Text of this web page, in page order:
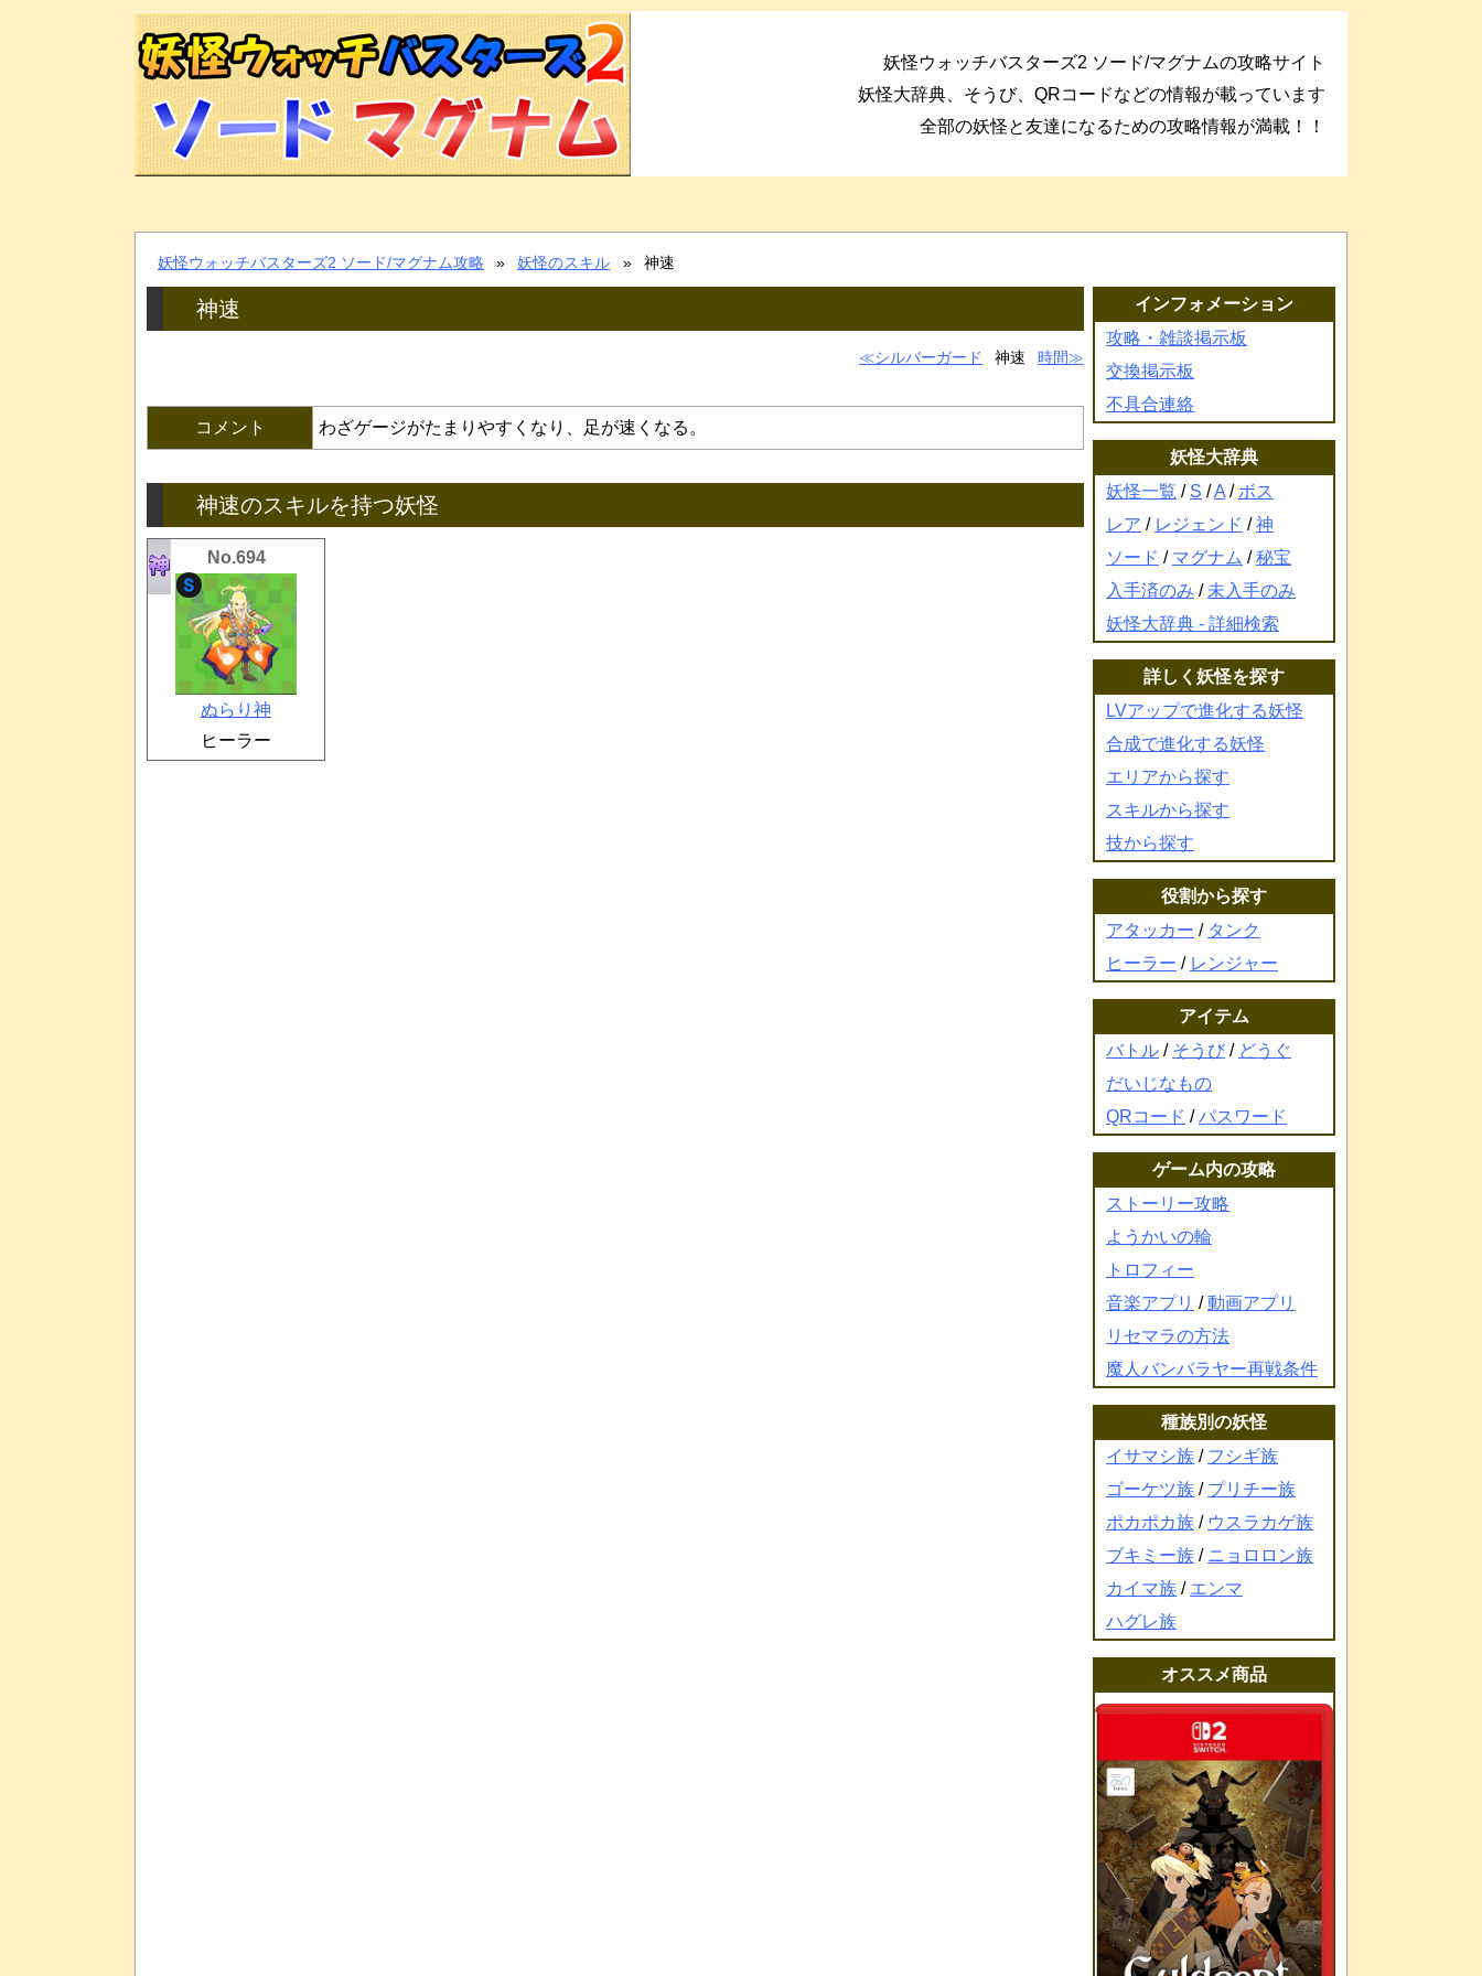
妖怪ウォッチバスターズ2 ソード/マグナムの攻略サイト
妖怪大辞典、そうび、QRコードなどの情報が載っています
全部の妖怪と友達になるための攻略情報が満載！！
妖怪ウォッチバスターズ2 ソード/マグナム攻略 妖怪のスキル 神速
神速
シルバーガード 神速 時間
コメント わざゲージがたまりやすくなり、足が速くなる。
神速のスキルを持つ妖怪
No.694
ぬらり神
ヒーラー
インフォメーション
攻略・雑談掲示板
交換掲示板
不具合連絡
妖怪大辞典
妖怪一覧 / S /A / ボス
レア / レジェンド /神
ソード / マグナム /秘宝
入手済のみ / 未入手のみ
妖怪大辞典 - 詳細検索
詳しく妖怪を探す
LVアップで進化する妖怪
合成で進化する妖怪
エリアから探す
スキルから探す
技から探す
役割から探す
アタッカー / タンク
ヒーラー / レンジャー
アイテム
バトル / そうび / どうぐ
だいじなもの
QRコード /パスワード
ゲーム内の攻略
ストーリー攻略
ようかいの輪
トロフィー
音楽アプリ /動画アプリ
リセマラの方法
魔人バンバラヤー再戦条件
種族別の妖怪
イサマシ族 / フシギ族
ゴーケツ族 / プリチー族
ポカポカ族 / ウスラカゲ族
ブキミー族 / ニョロロン族
カイマ族 / エンマ
ハグレ族
オススメ商品